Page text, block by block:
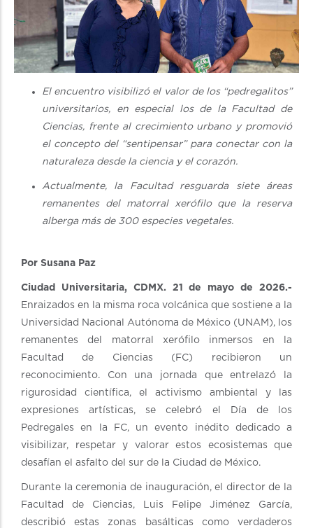
El encuentro visibilizó el valor de los “pedregalitos”
universitarios, en especial los de la Facultad de
Ciencias, frente al crecimiento urbano y promovió
el concepto del “sentipensar” para conectar con la
naturaleza desde la ciencia y el corazón.
Actualmente, la Facultad resguarda siete áreas
remanentes del matorral xerófilo que la reserva
alberga más de 300 especies vegetales.
Por Susana Paz
Ciudad Universitaria, CDMX. 21 de mayo de 2026.-
Enraizados en la misma roca volcánica que sostiene a la
Universidad Nacional Autónoma de México (UNAM), los
remanentes del matorral xerófilo inmersos en la
Facultad de Ciencias (FC) recibieron un
reconocimiento. Con una jornada que entrelazó la
rigurosidad científica, el activismo ambiental y las
expresiones artísticas, se celebró el Día de los
Pedregales en la FC, un evento inédito dedicado a
visibilizar, respetar y valorar estos ecosistemas que
desafían el asfalto del sur de la Ciudad de México.
Durante la ceremonia de inauguración, el director de la
Facultad de Ciencias, Luis Felipe Jiménez García,
describió estas zonas basálticas como verdaderos